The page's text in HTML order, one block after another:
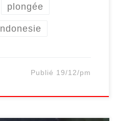
plongée
Publié 19/12/pm